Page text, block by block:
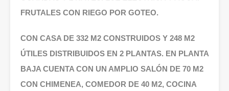
FRUTALES CON RIEGO POR GOTEO.
CON CASA DE 332 M2 CONSTRUIDOS Y 248 M2
ÚTILES DISTRIBUIDOS EN 2 PLANTAS. EN PLANTA
BAJA CUENTA CON UN AMPLIO SALÓN DE 70 M2
CON CHIMENEA, COMEDOR DE 40 M2, COCINA